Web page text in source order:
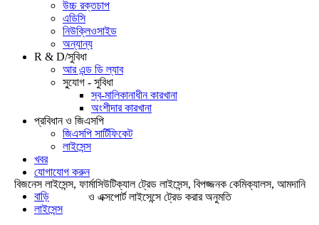
উচ্চ রক্তচাপ
এডিসি
নিউক্লিওসাইড
অন্যান্য
R & D/সুবিধা
আর এন্ড ডি ল্যাব
সু্যোগ - সুবিধা
স্ব-মালিকানাধীন কারখানা
অংশীদার কারখানা
প্রবিধান ও জিএসপি
জিএসপি সার্টিফিকেট
লাইসেন্স
খবর
যোগাযোগ করুন
বাড়ি
লাইসেন্স
বিজনেস লাইসেন্স, ফার্মাসিউটিক্যাল ট্রেড লাইসেন্স, বিপজ্জনক কেমিক্যালস, আমদানি
ও এক্সপোর্ট লাইসেন্সে ট্রেড করার অনুমতি